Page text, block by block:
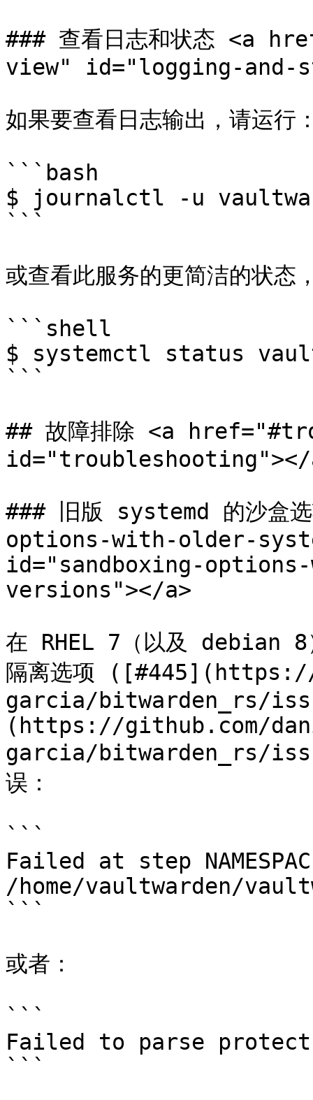
### 查看日志和状态 <a
view" id="logging-and-
如果要查看日志输出，请运行
```bash
$ journalctl -u
```
或查看此服务的更简洁的状态
```shell
$ systemctl status
```
## 故障排除 <a
id="troubleshooting"></
### 旧版 systemd 的沙盒
options-with-older-
id="sandboxing-
versions"></a>
在 RHEL 7（以及 debian 8
隔离选项
garcia/bitwarden_rs/
(https://github.com/
garcia/bitwarden_rs/
误：
```
Failed at step
/home/vaultwarden/
```
或者：
```
Failed to parse protect
```